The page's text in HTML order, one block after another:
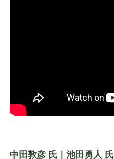
中田敦彦 氏｜池田勇人 氏